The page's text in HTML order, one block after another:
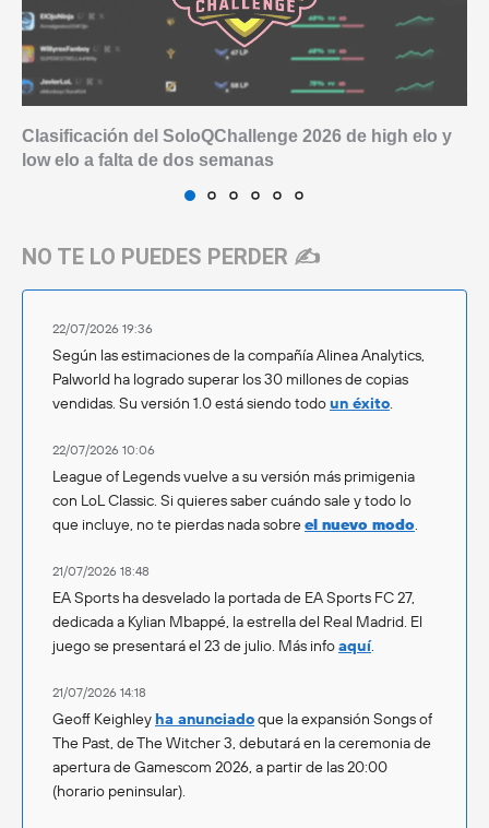
Clasificación del SoloQChallenge 2026 de high elo y
low elo a falta de dos semanas
NO TE LO PUEDES PERDER ✍️
22/07/2026 19:36
Según las estimaciones de la compañía Alinea Analytics,
Palworld ha logrado superar los 30 millones de copias
vendidas. Su versión 1.0 está siendo todoun éxito.
22/07/2026 10:06
League of Legends vuelve a su versión más primigenia
con LoL Classic. Si quieres saber cuándo sale y todo lo
que incluye, no te pierdas nada sobreel nuevo modo.
21/07/2026 18:48
EA Sports ha desvelado la portada de EA Sports FC 27,
dedicada a Kylian Mbappé, la estrella del Real Madrid. El
juego se presentará el 23 de julio. Más infoaquí.
21/07/2026 14:18
Geoff Keighley ha anunciadoque la expansión Songs of
The Past, de The Witcher 3, debutará en la ceremonia de
apertura de Gamescom 2026, a partir de las 20:00
(horario peninsular).